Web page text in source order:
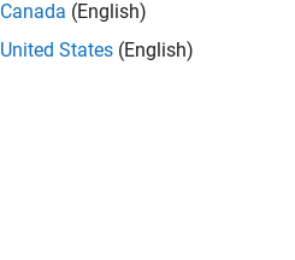
Canada (English)
United States (English)